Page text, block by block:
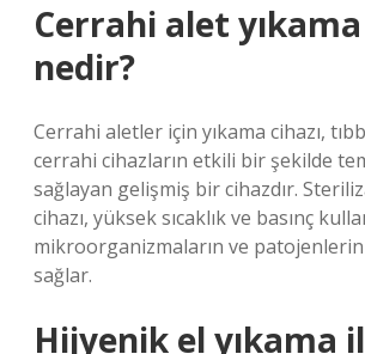
Cerrahi alet yıkama
nedir?
Cerrahi aletler için yıkama cihazı,
cerrahi cihazların etkili bir şekilde
sağlayan gelişmiş bir cihazdır.
cihazı, yüksek sıcaklık ve basınç
mikroorganizmaların ve
sağlar.
Hijyenik el yıkama